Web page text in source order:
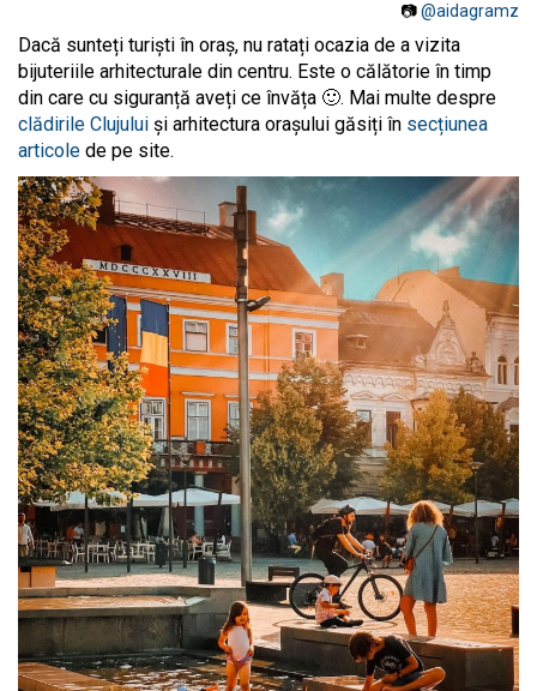
📷@aidagramz
Dacă sunteți turiști în oraș, nu ratați ocazia de a vizita
bijuteriile arhitecturale din centru. Este o călătorie în timp
din care cu siguranță aveți ce învăța 🙂. Mai multe despre
clădirile Clujului și arhitectura orașului găsiți în secțiunea
articole de pe site.